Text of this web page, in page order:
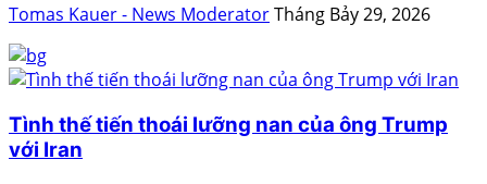
Tomas Kauer - News ModeratorTháng Bảy 29, 2026
Tình thế tiến thoái lưỡng nan của ông Trump
với Iran